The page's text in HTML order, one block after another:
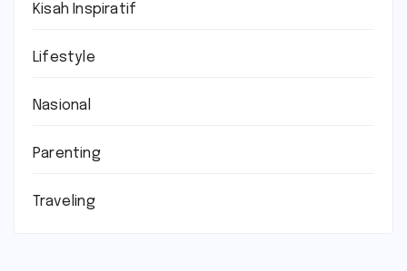
Kisah Inspiratif
Lifestyle
Nasional
Parenting
Traveling